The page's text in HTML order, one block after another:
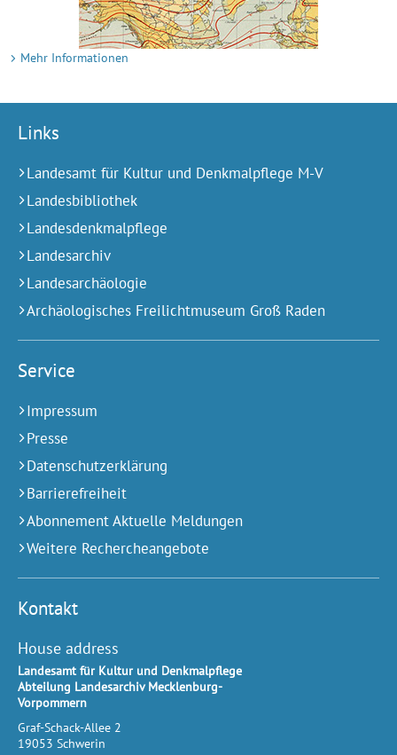
Mehr Informationen
Links
Landesamt für Kultur und Denkmalpflege M-V
Landesbibliothek
Landesdenkmalpflege
Landesarchiv
Landesarchäologie
Archäologisches Freilichtmuseum Groß Raden
Service
Impressum
Presse
Datenschutzerklärung
Barrierefreiheit
Abonnement Aktuelle Meldungen
Weitere Rechercheangebote
Kontakt
House address
Landesamt für Kultur und Denkmalpflege
Abteilung Landesarchiv Mecklenburg-
Vorpommern
Graf-Schack-Allee 2
19053 Schwerin